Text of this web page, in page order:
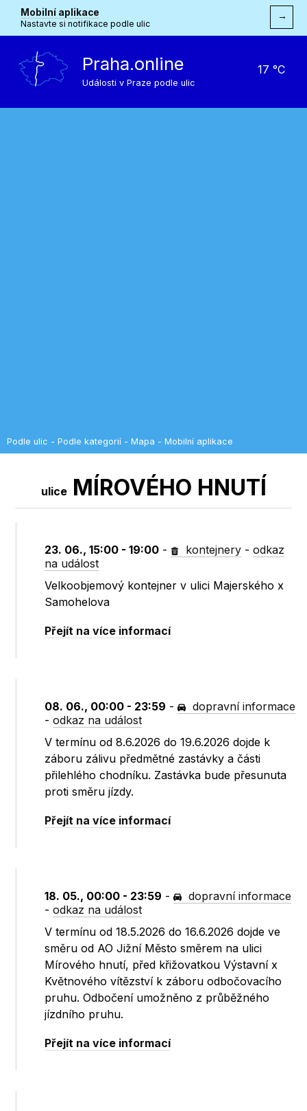
Mobilní aplikace
Nastavte si notifikace podle ulic
→
Praha.online
Události v Praze podle ulic
17 °C
Podle ulic - Podle kategorií - Mapa - Mobilní aplikace
uliceMÍROVÉHO HNUTÍ
23. 06., 15:00 - 19:00 - kontejnery -odkaz
na událost
Velkoobjemový kontejner v ulici Majerského x
Samohelova
Přejít na více informací
08. 06., 00:00 - 23:59 -
dopravní informace
-odkaz na událost
V termínu od 8.6.2026 do 19.6.2026 dojde k
záboru zálivu předmětné zastávky a části
přilehlého chodníku. Zastávka bude přesunuta
proti směru jízdy.
Přejít na více informací
18. 05., 00:00 - 23:59 -
dopravní informace
-odkaz na událost
V termínu od 18.5.2026 do 16.6.2026 dojde ve
směru od AO Jižní Město směrem na ulici
Mírového hnutí, před křižovatkou Výstavní x
Květnového vítězství k záboru odbočovacího
pruhu. Odbočení umožněno z průběžného
jízdního pruhu.
Přejít na více informací